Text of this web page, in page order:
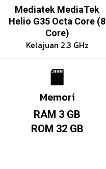
Mediatek MediaTek
Helio G35 Octa Core (8
Core)
Kelajuan 2.3 GHz
Memori
RAM 3 GB
ROM 32 GB